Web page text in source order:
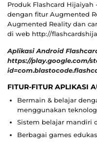
Produk Flashcard
dengan fitur Augmented
Augmented Reality dan
di web http://
Aplikasi Android
https://play.google.com/
FITUR-FITUR APLIKASI
Bermain & belajar
menggunakan
Sistem belajar mandiri
Berbagai games